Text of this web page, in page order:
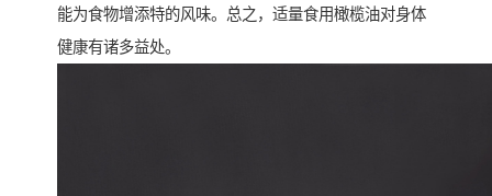
能为食物增添特的风味。总之，适量食用橄榄油对身体
健康有诸多益处。